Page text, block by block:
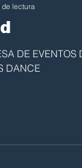
DE EVENTOS
DANCE
de lectura